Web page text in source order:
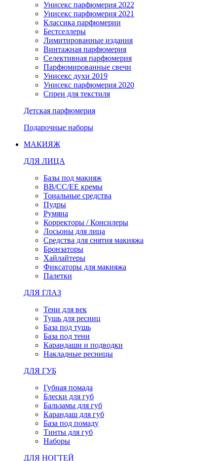
Унисекс парфюмерия 2022
Унисекс парфюмерия 2021
Классика парфюмерии
Бестселлеры
Лимитированные издания
Винтажная парфюмерия
Селективная парфюмерия
Парфюмированные свечи
Унисекс духи 2019
Унисекс парфюмерия 2020
Спреи для текстиля
Детская парфюмерия
Подарочные наборы
МАКИЯЖ
ДЛЯ ЛИЦА
Базы под макияж
BB/CC/EE кремы
Тональные средства
Пудры
Румяна
Корректоры / Консилеры
Лосьоны для лица
Средства для снятия макияжа
Бронзаторы
Хайлайтеры
Фиксаторы для макияжа
Палетки
ДЛЯ ГЛАЗ
Тени для век
Тушь для ресниц
База под тушь
База под тени
Карандаши и подводки
Накладные ресницы
ДЛЯ ГУБ
Губная помада
Блески для губ
Бальзамы для губ
Карандаш для губ
База под помаду
Тинты для губ
Наборы
ДЛЯ НОГТЕЙ